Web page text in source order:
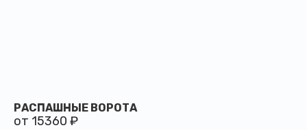
РАСПАШНЫЕ ВОРОТА
от 15360 ₽